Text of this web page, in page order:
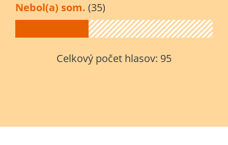
Nebol(a) som. (35)
Celkový počet hlasov: 95